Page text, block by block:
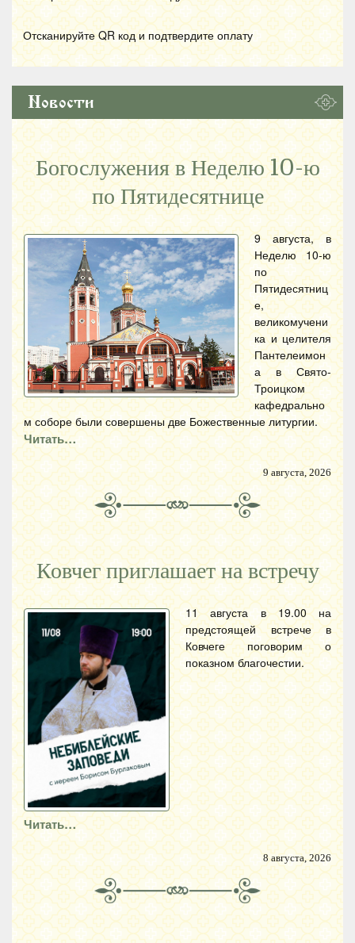
Отсканируйте QR код и подтвердите оплату
Новости
Богослужения в Неделю 10-ю
по Пятидесятнице
9 августа, в
Неделю 10-ю
по
Пятидесятниц
е,
великомучени
ка и целителя
Пантелеимон
а в Свято-
Троицком
кафедрально
м соборе были совершены две Божественные литургии.
Читать…
9 августа, 2026
Ковчег приглашает на встречу
11 августа в 19.00 на
предстоящей встрече в
Ковчеге поговорим о
показном благочестии.
Читать…
8 августа, 2026